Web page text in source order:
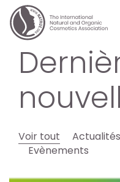
Voir tout Actualités
Evènements